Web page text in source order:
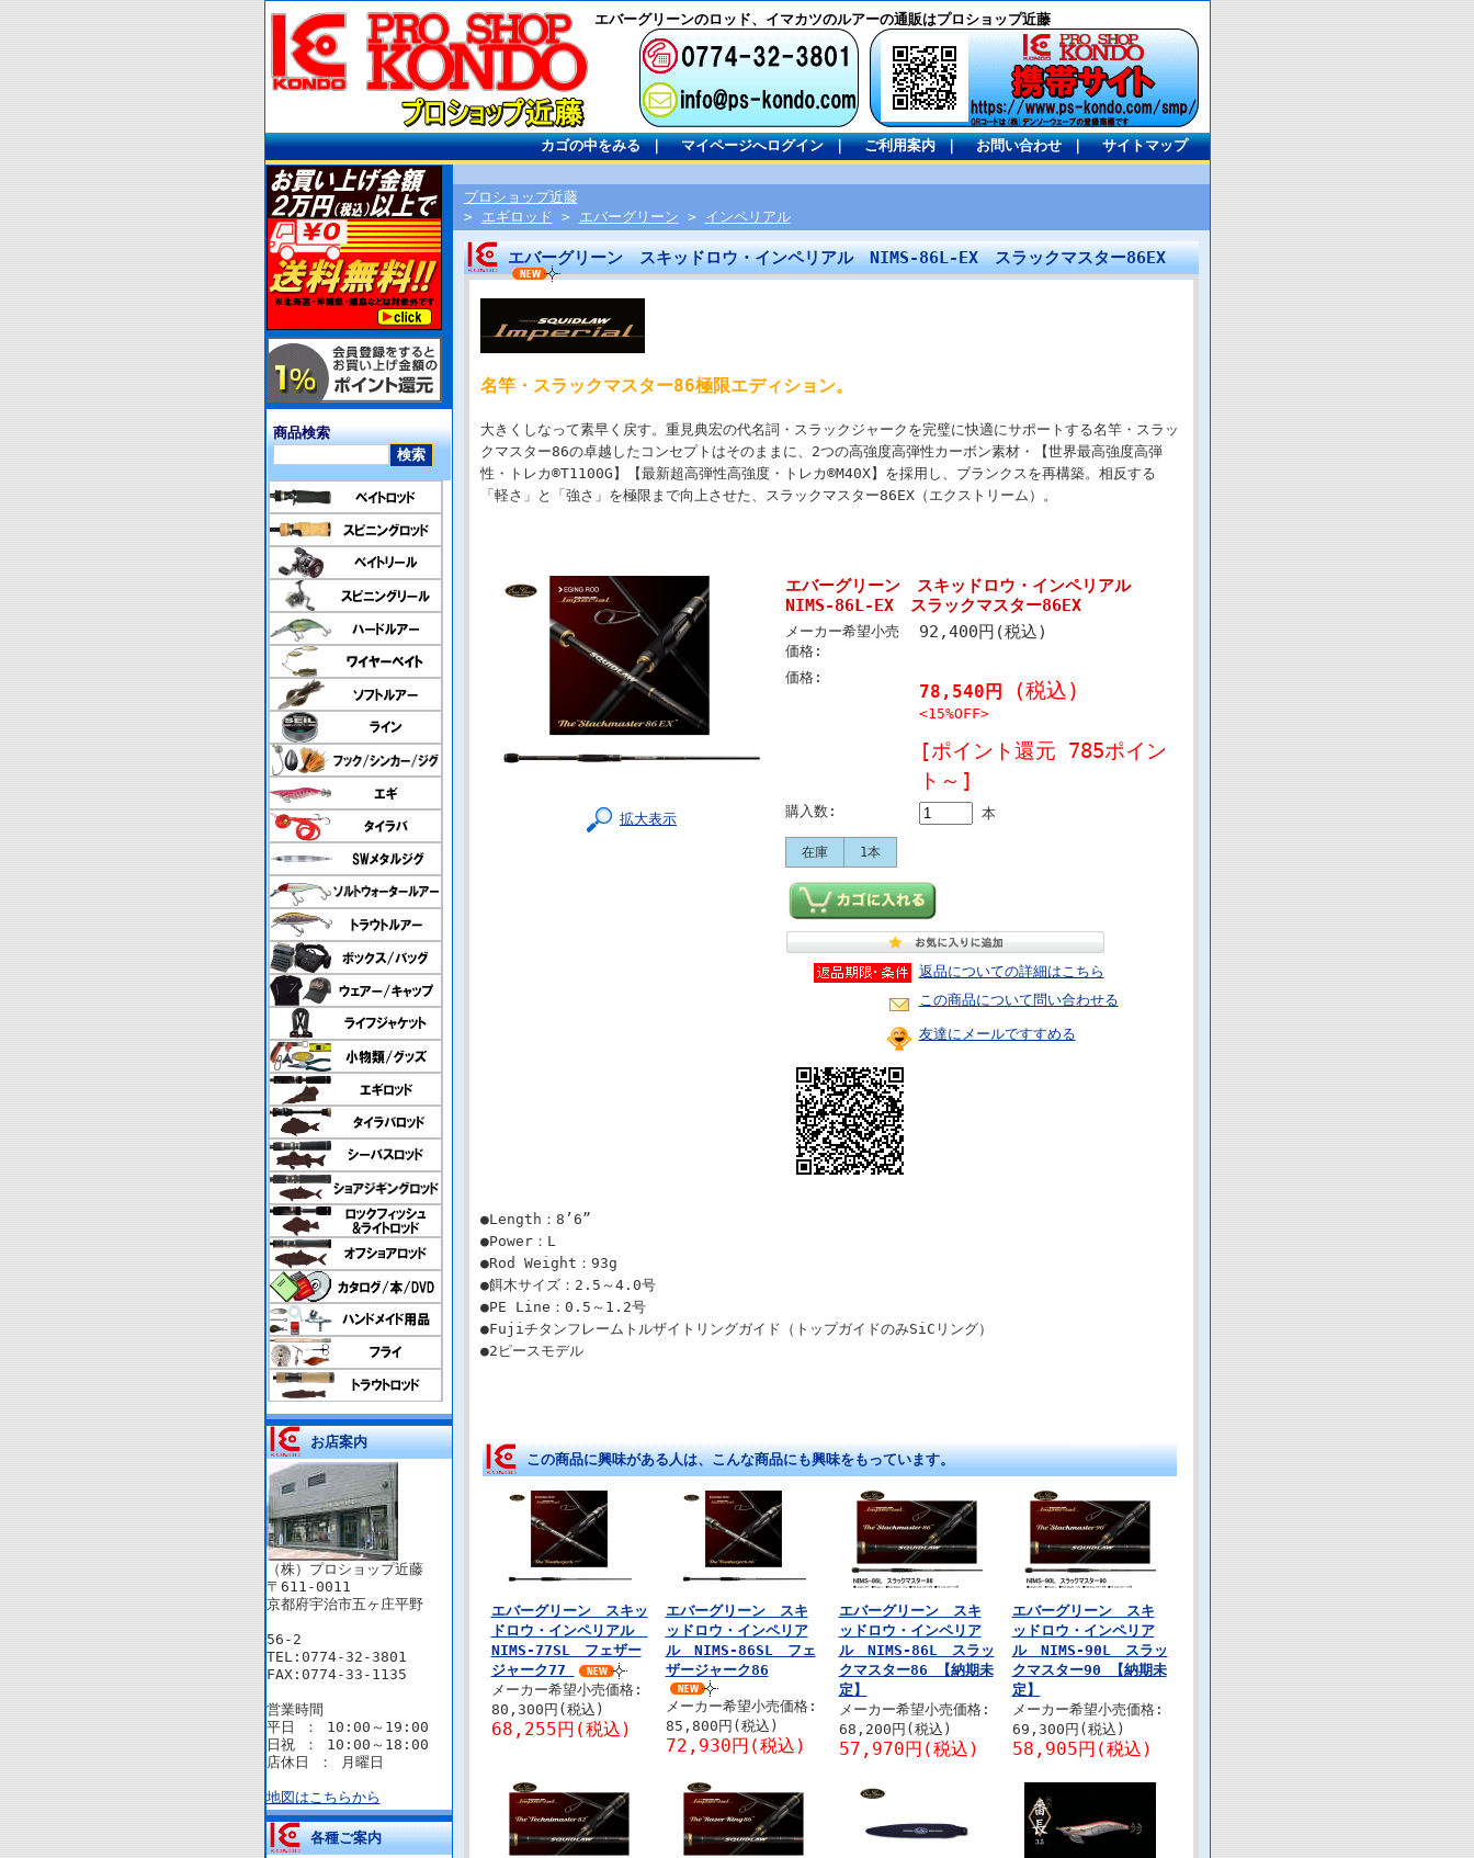
エバーグリーンのロッド、イマカツのルアーの通販はプロショップ近藤
カゴの中をみる｜ マイページへログイン｜ ご利用案内｜ お問い合わせ｜ サイトマップ
商品検索
お店案内
（株）プロショップ近藤
〒611-0011
京都府宇治市五ヶ庄平野
56-2
TEL:0774-32-3801
FAX:0774-33-1135
営業時間
平日 ： 10:00～19:00
日祝 ： 10:00～18:00
店休日 ： 月曜日
地図はこちらから
各種ご案内
プロショップ近藤
> エギロッド > エバーグリーン > インペリアル
エバーグリーン スキッドロウ・インペリアル NIMS-86L-EX スラックマスター86EX
名竿・スラックマスター86極限エディション。
大きくしなって素早く戻す。重見典宏の代名詞・スラックジャークを完璧に快適にサポートする名竿・スラッ
クマスター86の卓越したコンセプトはそのままに、2つの高強度高弾性カーボン素材・【世界最高強度高弾
性・トレカ®T1100G】【最新超高弾性高強度・トレカ®M40X】を採用し、ブランクスを再構築。相反する
「軽さ」と「強さ」を極限まで向上させた、スラックマスター86EX（エクストリーム）。
拡大表示
エバーグリーン スキッドロウ・インペリアル
NIMS-86L-EX スラックマスター86EX
メーカー希望小売
価格:
92,400円(税込)
価格:
78,540円 (税込)
<15%OFF>
[ポイント還元 785ポイン
ト～]
購入数: 本
在庫 1本
返品についての詳細はこちら
この商品について問い合わせる
友達にメールですすめる
●Length：8’6”
●Power：L
●Rod Weight：93g
●餌木サイズ：2.5～4.0号
●PE Line：0.5～1.2号
●Fujiチタンフレームトルザイトリングガイド（トップガイドのみSiCリング）
●2ピースモデル
この商品に興味がある人は、こんな商品にも興味をもっています。
エバーグリーン スキッ
ドロウ・インペリアル
NIMS-77SL フェザー
ジャーク77
メーカー希望小売価格:
80,300円(税込)
68,255円(税込)
エバーグリーン スキ
ッドロウ・インペリア
ル NIMS-86SL フェ
ザージャーク86
メーカー希望小売価格:
85,800円(税込)
72,930円(税込)
エバーグリーン スキ
ッドロウ・インペリア
ル NIMS-86L スラッ
クマスター86 【納期未
定】
メーカー希望小売価格:
68,200円(税込)
57,970円(税込)
エバーグリーン スキ
ッドロウ・インペリア
ル NIMS-90L スラッ
クマスター90 【納期未
定】
メーカー希望小売価格:
69,300円(税込)
58,905円(税込)